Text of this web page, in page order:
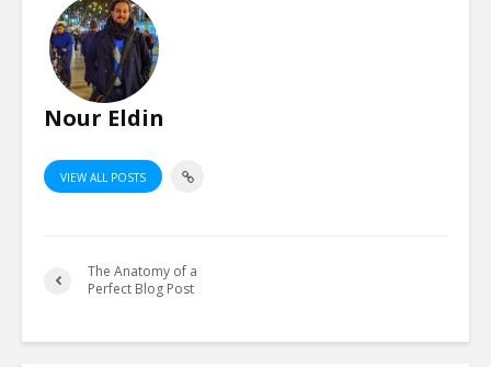
Nour Eldin
VIEW ALL POSTS
The Anatomy of a
Perfect Blog Post